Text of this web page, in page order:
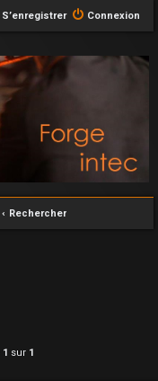
Connexion
S’enregistrer
Rechercher
1 sur 1